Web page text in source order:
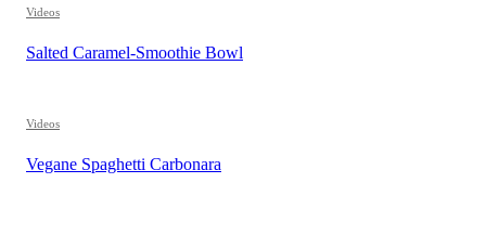
Videos
Salted Caramel-Smoothie Bowl
Videos
Vegane Spaghetti Carbonara